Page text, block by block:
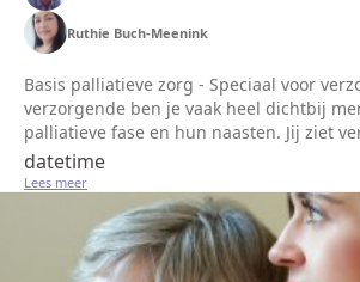
Ruthie Buch-Meenink
Basis palliatieve zorg - Speciaal voor
verzorgende ben je vaak heel dichtbij
palliatieve fase en hun naasten. Jij ziet
dag tot dag en speelt een belangrijke rol
levensfase. In die...
datetime
Lees meer